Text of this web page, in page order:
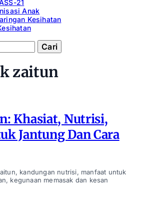
21
Anak
Kesihatan
zaitun
Khasiat, Nutrisi,
Jantung Dan Cara
kandungan nutrisi, manfaat untuk
kegunaan memasak dan kesan